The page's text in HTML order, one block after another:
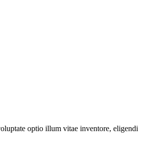
optio illum vitae inventore, eligendi